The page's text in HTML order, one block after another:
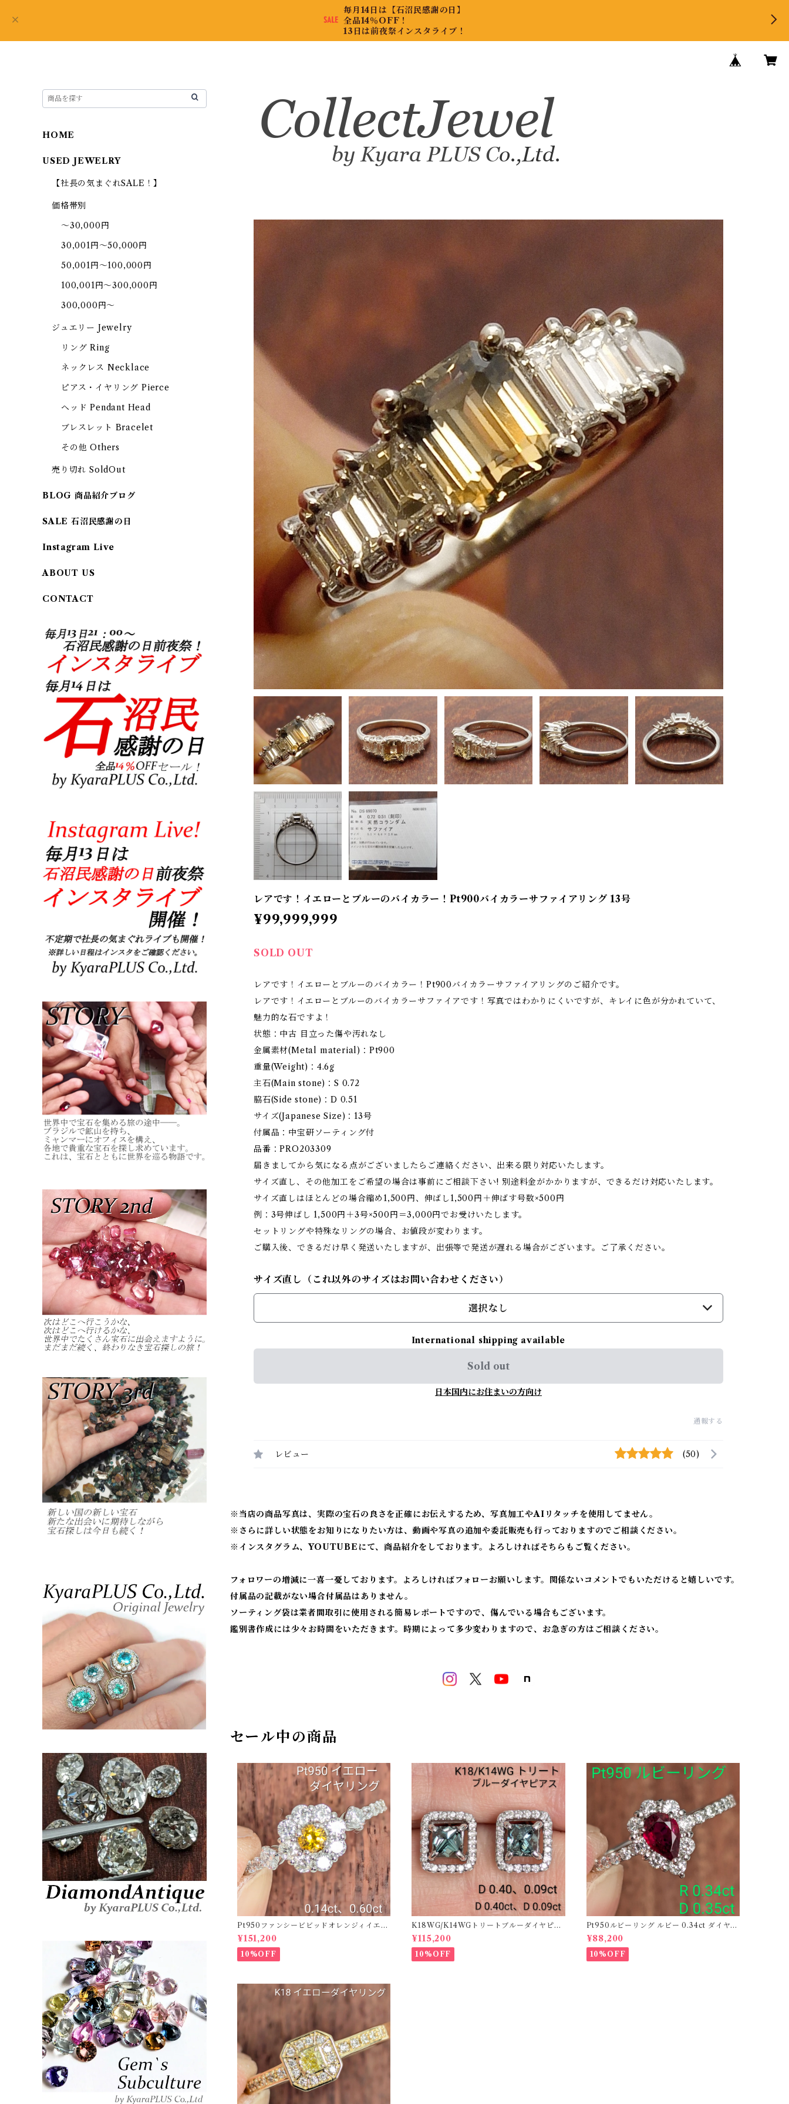
毎月14日は【石沼民感謝の日】
全品14％OFF！
13日は前夜祭インスタライブ！
レアです！イエローとブルーのバイカラー！Pt900バイカラーサファイアリング 13号
¥99,999,999
SOLD OUT
レアです！イエローとブルーのバイカラー！Pt900バイカラーサファイアリングのご紹介です。
レアです！イエローとブルーのバイカラーサファイアです！写真ではわかりにくいですが、キレイに色が分かれていて、
魅力的な石ですよ！
状態：中古 目立った傷や汚れなし
金属素材(Metal material)：Pt900
重量(Weight)：4.6g
主石(Main stone)：S 0.72
脇石(Side stone)：D 0.51
サイズ(Japanese Size)：13号
付属品：中宝研ソーティング付
品番：PRO203309
届きましてから気になる点がございましたらご連絡ください、出来る限り対応いたします。
サイズ直し、その他加工をご希望の場合は事前にご相談下さい! 別途料金がかかりますが、できるだけ対応いたします。
サイズ直しはほとんどの場合縮め1,500円、伸ばし1,500円＋伸ばす号数×500円
例：3号伸ばし 1,500円＋3号×500円＝3,000円でお受けいたします。
セットリングや特殊なリングの場合、お値段が変わります。
ご購入後、できるだけ早く発送いたしますが、出張等で発送が遅れる場合がございます。ご了承ください。
サイズ直し（これ以外のサイズはお問い合わせください）
選択なし
International shipping available
Sold out
日本国内にお住まいの方向け
通報する
レビュー (50)
※当店の商品写真は、実際の宝石の良さを正確にお伝えするため、写真加工やAIリタッチを使用してません。
※ さらに詳しい状態をお知りになりたい方は、動画や写真の追加や委託販売も行っておりますのでご相談ください。
※ インスタグラム、YOUTUBEにて、商品紹介をしております。よろしければそちらもご覧ください。
フォロワーの増減に一喜一憂しております。よろしければフォローお願いします。関係ないコメントでもいただけると嬉しいです。
付属品の記載がない場合付属品はありません。
ソーティング袋は業者間取引に使用される簡易レポートですので、傷んでいる場合もございます。
鑑別書作成には少々お時間をいただきます。時期によって多少変わりますので、お急ぎの方はご相談ください。
セール中の商品
Pt950ファンシービビッドオレンジィイエロ
ーダイヤリング D 0.144ct D 0.60ct【PRO
208782】
¥151,200
10%OFF
K18WG/K14WGトリートブルーダイヤピア
ス 【PRO208939】
¥115,200
10%OFF
Pt950ルビーリング ルビー 0.34ct ダイヤモ
ンド 0.35ct【PRO206885】
¥88,200
10%OFF
HOME
USED JEWELRY
【社長の気まぐれSALE！】
価格帯別
～30,000円
30,001円～50,000円
50,001円～100,000円
100,001円～300,000円
300,000円～
ジュエリー Jewelry
リング Ring
ネックレス Necklace
ピアス・イヤリング Pierce
ヘッド Pendant Head
ブレスレット Bracelet
その他 Others
売り切れ SoldOut
BLOG 商品紹介ブログ
SALE 石沼民感謝の日
Instagram Live
ABOUT US
CONTACT